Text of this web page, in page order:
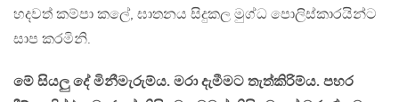
හදවත් කම්පා කලේ, ඝාතනය සිදුකල මුග්ධ පොලිස්කාරයින්ට
සාප කරමිනි.
මේ සියලු දේ මිනීමැරුම්ය. මරා දැමීමට තැත්කිරිම්ය. පහර